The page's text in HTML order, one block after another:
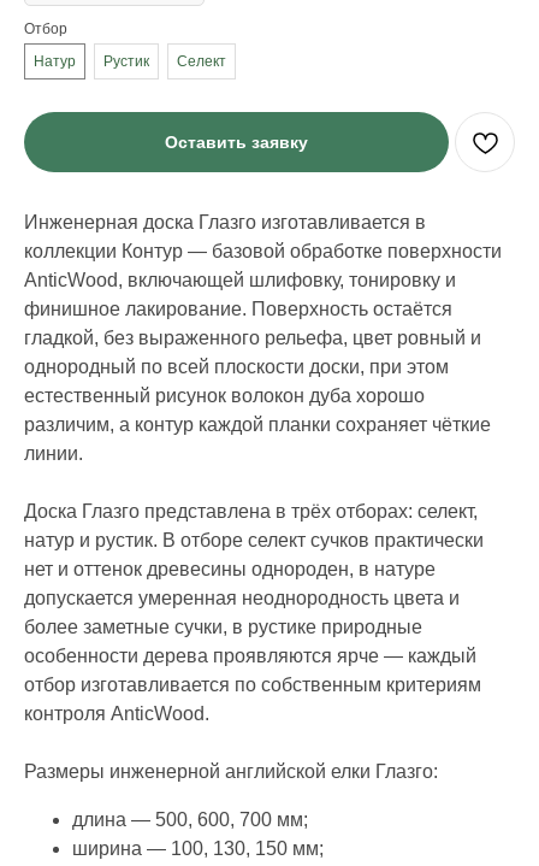
Отбор
Натур
Рустик Селект
Оставить заявку
Инженерная доска Глазго изготавливается в
коллекции Контур — базовой обработке поверхности
AnticWood, включающей шлифовку, тонировку и
финишное лакирование. Поверхность остаётся
гладкой, без выраженного рельефа, цвет ровный и
однородный по всей плоскости доски, при этом
естественный рисунок волокон дуба хорошо
различим, а контур каждой планки сохраняет чёткие
линии.
Доска Глазго представлена в трёх отборах: селект,
натур и рустик. В отборе селект сучков практически
нет и оттенок древесины однороден, в натуре
допускается умеренная неоднородность цвета и
более заметные сучки, в рустике природные
особенности дерева проявляются ярче — каждый
отбор изготавливается по собственным критериям
контроля AnticWood.
Размеры инженерной английской елки Глазго:
длина — 500, 600, 700 мм;
ширина — 100, 130, 150 мм;